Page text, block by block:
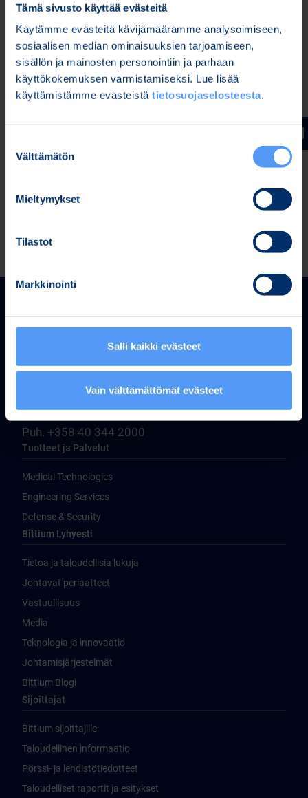
Tämä sivusto käyttää evästeitä
Käytämme evästeitä kävijämäärämme analysoimiseen,
sosiaalisen median ominaisuuksien tarjoamiseen,
sisällön ja mainosten personointiin ja parhaan
käyttökokemuksen varmistamiseksi. Lue lisää
käyttämistämme evästeistä tietosuojaselosteesta.
valinta
Välttämätön
Mieltymykset
Tilastot
Markkinointi
Salli kaikki evästeet
Vain välttämättömät evästeet
Janne Sarvikivi
Lisätietoja:
Kari Jokela
Lakiasiainjohtaja
Puh. 040 344 5258
www.bittium.com
Release (wkr0006.pdf)
Ritaharjuntie 1
Puh. +358 40 344 2000
Tuotteet ja Palvelut
Medical Technologies
Engineering Services
Defense & Security
Bittium Lyhyesti
Tietoa ja taloudellisia lukuja
Johtavat periaatteet
Vastuullisuus
Media
Teknologia ja innovaatio
Johtamisjärjestelmät
Bittium Blogi
Sijoittajat
Bittium sijoittajille
Taloudellinen informaatio
Pörssi- ja lehdistötiedotteet
Taloudelliset raportit ja esitykset